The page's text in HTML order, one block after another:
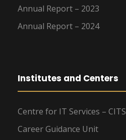
Annual Report – 2023
Annual Report – 2024
Institutes and Centers
Centre for IT Services – CITS
Career Guidance Unit